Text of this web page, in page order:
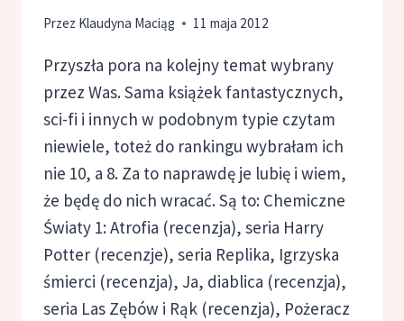
Przez Klaudyna Maciąg 11 maja 2012
Przyszła pora na kolejny temat wybrany
przez Was. Sama książek fantastycznych,
sci-fi i innych w podobnym typie czytam
niewiele, toteż do rankingu wybrałam ich
nie 10, a 8. Za to naprawdę je lubię i wiem,
że będę do nich wracać. Są to: Chemiczne
Światy 1: Atrofia (recenzja), seria Harry
Potter (recenzje), seria Replika, Igrzyska
śmierci (recenzja), Ja, diablica (recenzja),
seria Las Zębów i Rąk (recenzja), Pożeracz